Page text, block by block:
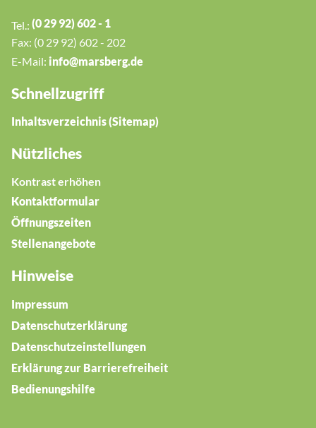
Tel.: (0 29 92) 602 - 1
Fax: (0 29 92) 602 - 202
E-Mail: nf m rsb rg d
Schnellzugriff
Inhaltsverzeichnis (Sitemap)
Nützliches
Kontrast erhöhen
Kontaktformular
Öffnungszeiten
Stellenangebote
Hinweise
Impressum
Datenschutzerklärung
Datenschutzeinstellungen
Erklärung zur Barrierefreiheit
Bedienungshilfe